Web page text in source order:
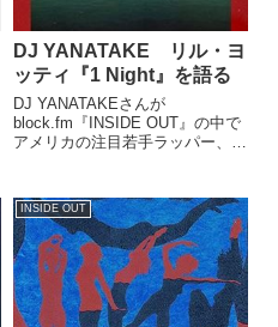
DJ YANATAKE リル・ヨ
ッティ『1 Night』を語る
DJ YANATAKEさんが
block.fm『INSIDE OUT』の中で
アメリカの注目若手ラッパー、リ
いました。（DJ YANATAKE）と
いうわけでですね、今日もオープ
ニ...
INSIDE OUT